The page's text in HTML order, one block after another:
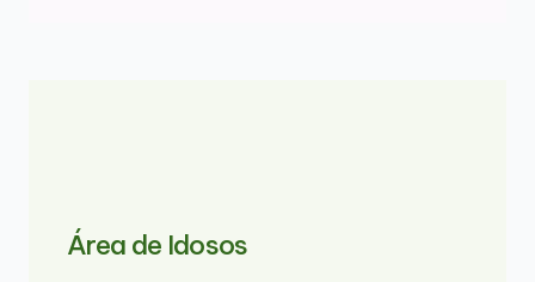
Área de Idosos